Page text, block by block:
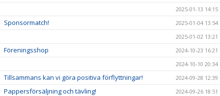
2025-01-13 14:15
Sponsormatch!
2025-01-04 13:54
2025-01-02 13:21
Föreningsshop
2024-10-23 16:21
2024-10-10 20:34
Tillsammans kan vi göra positiva förflyttningar! 2024-09-28 12:39
Pappersförsäljning och tävling! 2024-09-26 18:51